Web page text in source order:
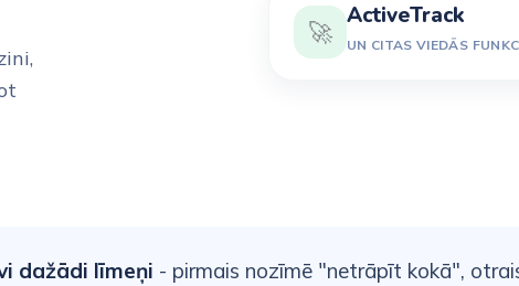
🚀
ActiveTrack
UN CITAS VIEDĀS
dažādi līmeņi - pirmais nozīmē "netrāpīt kokā",